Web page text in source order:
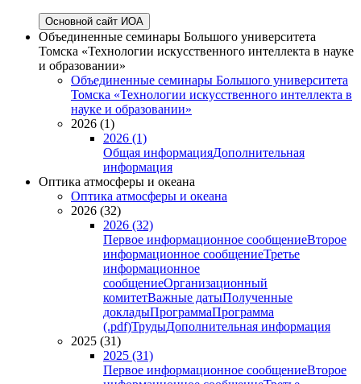
Основной сайт ИОА
Объединенные семинары Большого университета
Томска «Технологии искусственного интеллекта в науке
и образовании»
Объединенные семинары Большого университета
Томска «Технологии искусственного интеллекта в
науке и образовании»
2026 (1)
2026 (1)
Общая информацияДополнительная
информация
Оптика атмосферы и океана
Оптика атмосферы и океана
2026 (32)
2026 (32)
Первое информационное сообщениеВторое
информационное сообщениеТретье
информационное
сообщениеОрганизационный
комитетВажные датыПолученные
докладыПрограммаПрограмма
(.pdf)ТрудыДополнительная информация
2025 (31)
2025 (31)
Первое информационное сообщениеВторое